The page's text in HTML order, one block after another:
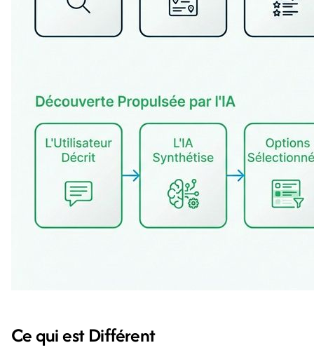
Ce qui est Différent